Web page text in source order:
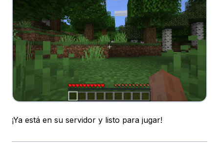
¡Ya está en su servidor y listo para jugar!